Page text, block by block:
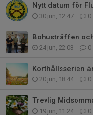
Nytt datum för
30 jun, 12:47 0
Bohusträffen
24 jun, 22:03 0
Korthållsserien
20 jun, 18:44 0
Trevlig
19 jun, 11:24 0